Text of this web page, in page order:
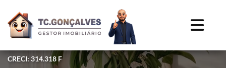
CRECI: 314.318 F